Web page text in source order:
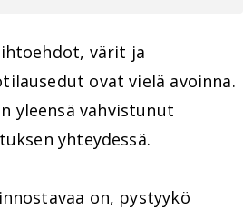
värit ja
ovat vielä avoinna.
yleensä vahvistunut
yhteydessä.
on, pystyykö